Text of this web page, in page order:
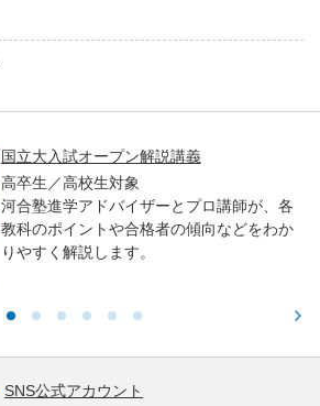
国立大入試オープン解説講義
高卒生／高校生対象
河合塾進学アドバイザーとプロ講師が、各
教科のポイントや合格者の傾向などをわか
りやすく解説します。
SNS公式アカウント